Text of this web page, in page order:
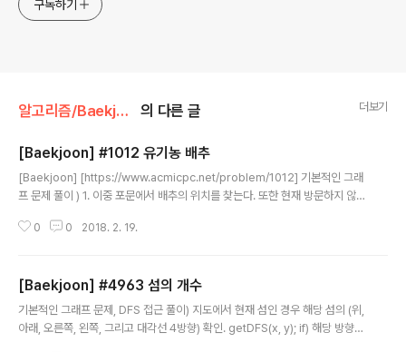
구독하기
알고리즘/Baekjoon 의 다른 글 더보기
[Baekjoon] #1012 유기농 배추
[Baekjoon] [https://www.acmicpc.net/problem/1012] 기본적인 그래
프 문제 풀이 ) 1. 이중 포문에서 배추의 위치를 찾는다. 또한 현재 방문하지 않은
는다. 또한 방문하지 않은 인접 위치여야한다. ( ←↑→↓ : 순서 xx = [-1,0,1,
추의 위치를 찾는다 5. 1~4 반복. import java.util.ArrayList; import java.
util.Scanner; public class Main { st..
0 0 2018. 2. 19.
[Baekjoon] #4963 섬의 개수
기본적인 그래프 문제, DFS 접근 풀이) 지도에서 현재 섬인 경우 해당 섬의 (위,
아래, 오른쪽, 왼쪽, 그리고 대각선 4방향) 확인. getDFS(x, y); if) 해당 방향으